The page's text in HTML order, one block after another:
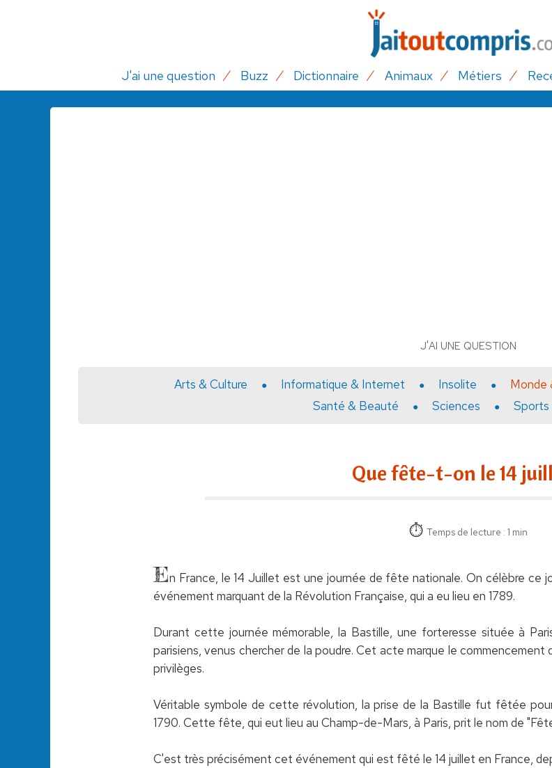
J'ai une question Buzz Dictionnaire Animaux Métiers
J'AI UNE QUESTION
Arts & Culture Informatique & Internet Insolite Monde
Santé & Beauté
Sciences Sports
Que fête-t-on le 14
Temps de lecture : 1 min
En France, le 14 Juillet est une journée de fête nationale. On célèbre ce
événement marquant de la Révolution Française, qui a eu lieu en 1789.
Durant cette journée mémorable, la Bastille, une forteresse située à
parisiens, venus chercher de la poudre. Cet acte marque le
privilèges.
Véritable symbole de cette révolution, la prise de la Bastille fut fêtée
1790. Cette fête, qui eut lieu au Champ-de-Mars, à Paris, prit le nom de
C'est très précisément cet événement qui est fêté le 14 juillet en France,